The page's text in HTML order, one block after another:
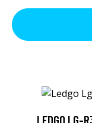
LEDGO LG-